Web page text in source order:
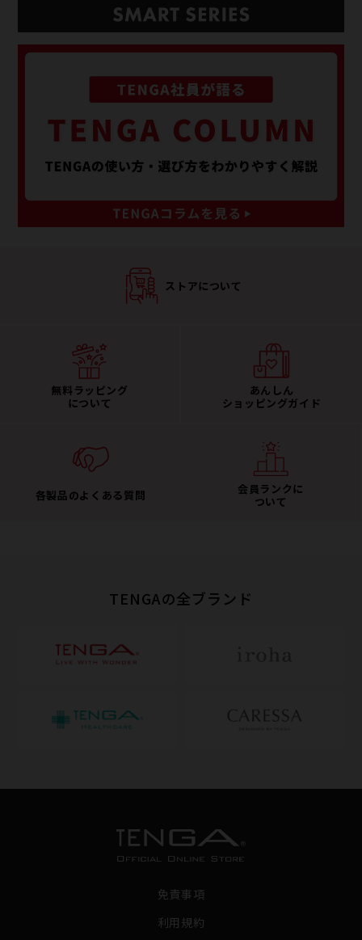
ストアについて
無料ラッピング
について
あんしん
ショッピングガイド
各製品のよくある質問
会員ランクに
ついて
TENGAの全ブランド
免責事項
利用規約